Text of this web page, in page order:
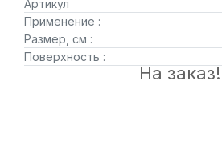
Артикул
Применение :
Размер, см :
Поверхность :
На заказ!